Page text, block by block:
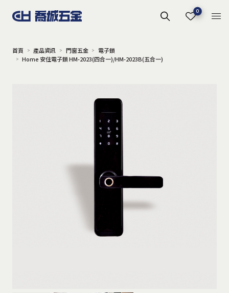
0
首頁 產品資訊 門窗五金
電子鎖
Home 安住電子鎖 HM-2023(四合一)/HM-2023B(五合一)